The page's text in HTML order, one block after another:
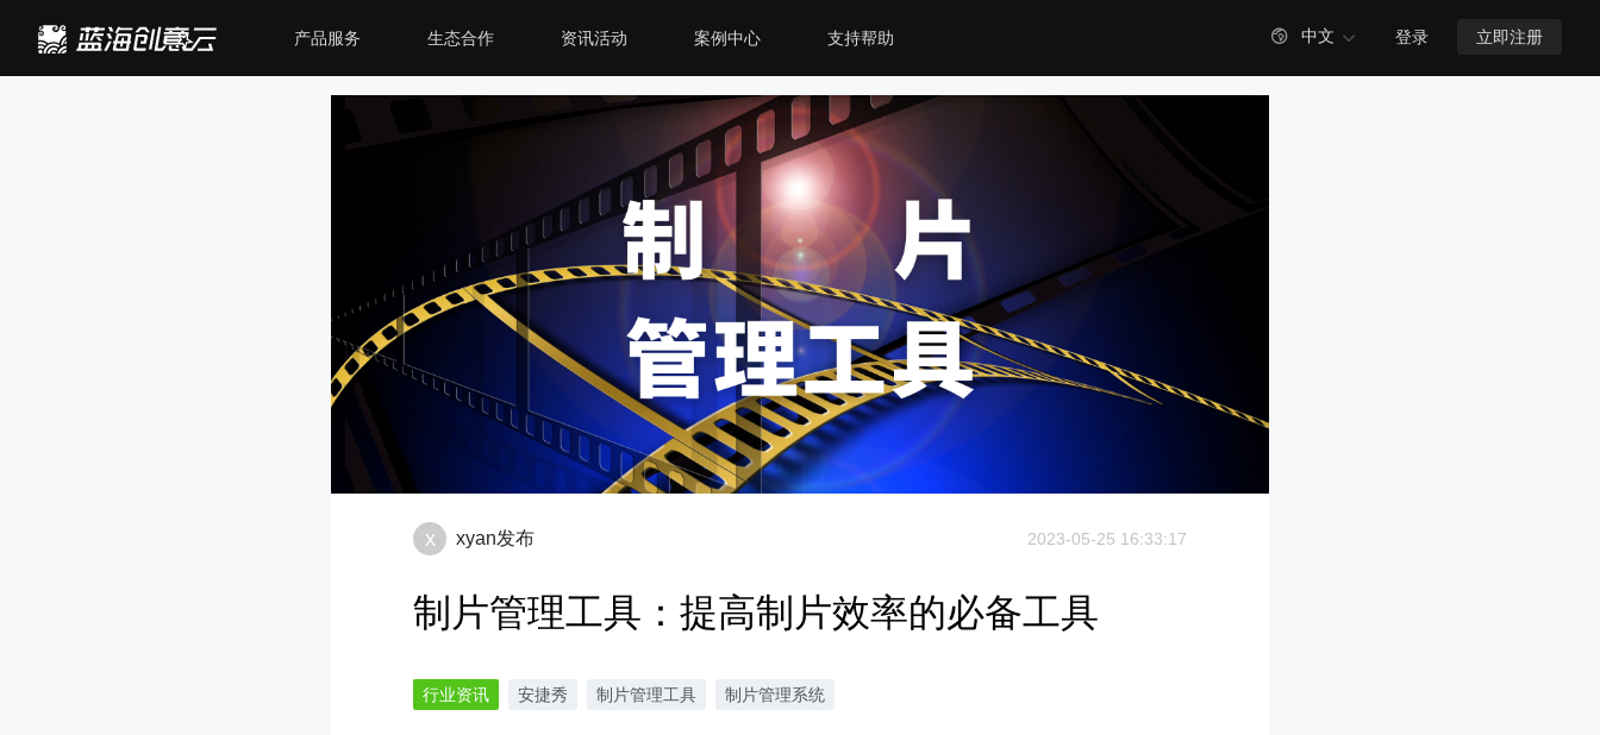
产品服务 生态合作 资讯活动 案例中心 支持帮助  中文  登录 立即注册
x xyan发布 2023-05-25 16:33:17
制片管理工具：提高制片效率的必备工具
行业资讯 安捷秀 制片管理工具 制片管理系统